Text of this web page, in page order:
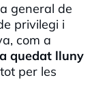
general de
privilegi i
com a
quedat lluny
per les